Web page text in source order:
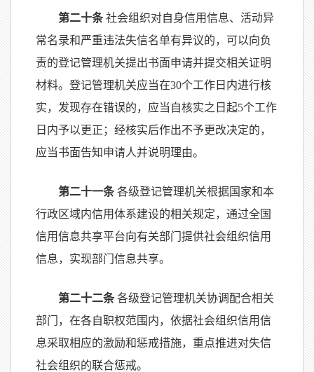
第二十条社会组织对自身信用信息、活动异
常名录和严重违法失信名单有异议的，可以向负
责的登记管理机关提出书面申请并提交相关证明
材料。登记管理机关应当在30个工作日内进行核
实，发现存在错误的，应当自核实之日起5个工作
日内予以更正；经核实后作出不予更改决定的，
应当书面告知申请人并说明理由。
第二十一条各级登记管理机关根据国家和本
行政区域内信用体系建设的相关规定，通过全国
信用信息共享平台向有关部门提供社会组织信用
信息，实现部门信息共享。
第二十二条各级登记管理机关协调配合相关
部门，在各自职权范围内，依据社会组织信用信
息采取相应的激励和惩戒措施，重点推进对失信
社会组织的联合惩戒。